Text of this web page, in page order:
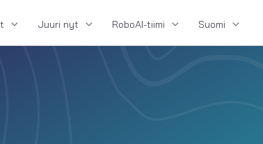
Juuri nyt RoboAI-tiimi Suomi